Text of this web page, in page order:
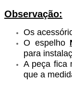
Observação:
Os
O espelho
para
A peça fica
que a